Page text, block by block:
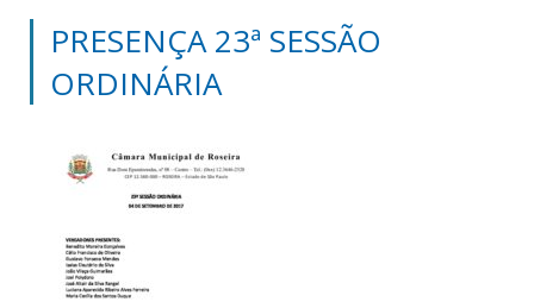
PRESENÇA 23ª SESSÃO
ORDINÁRIA